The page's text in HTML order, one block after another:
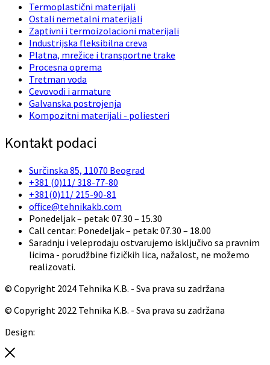
Termoplastični materijali
Ostali nemetalni materijali
Zaptivni i termoizolacioni materijali
Industrijska fleksibilna creva
Platna, mrežice i transportne trake
Procesna oprema
Tretman voda
Cevovodi i armature
Galvanska postrojenja
Kompozitni materijali - poliesteri
Kontakt podaci
Surčinska 85, 11070 Beograd
+381 (0)11/ 318-77-80
+381(0)11/ 215-90-81
office@tehnikakb.com
Ponedeljak – petak: 07.30 – 15.30
Call centar: Ponedeljak – petak: 07.30 – 18.00
Saradnju i veleprodaju ostvarujemo isključivo sa pravnim
licima - porudžbine fizičkih lica, nažalost, ne možemo
realizovati.
© Copyright 2024 Tehnika K.B. - Sva prava su zadržana
© Copyright 2022 Tehnika K.B. - Sva prava su zadržana
Design: